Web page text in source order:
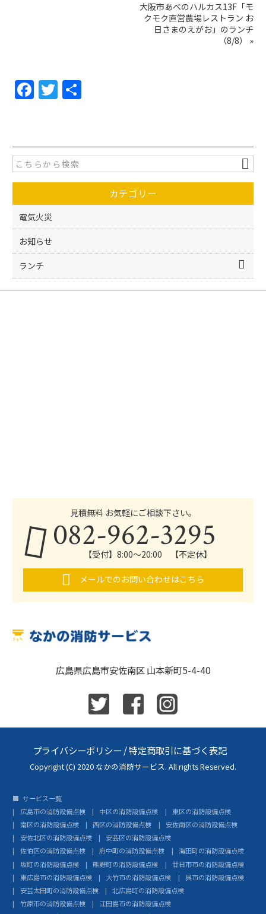
大阪市あべのハルカス13F「モ
クモク直営農場レストラン お
日さまのえがお」のランチ
（8/8）
»
F
a
e
b
o
o
k
T
w
er
カテゴリー
電気火災
お知らせ
ランチ
見積無料 お気軽にご相談下さい。
082-962-3295
【受付】8:00～20:00 【不定休】
メールでのお問い合わせはこちら
広島県広島市安佐南区 山本新町5-4-40
プライバシーポリシー /特定商取引に基づく表記
Copyright (C) 2020 なかの消防サービス. All rights Reserved.
サービス一覧
広島市の消防設備点検
中区の消防設備点検
東区の消防設備点検
南区の消防設備点検
西区の消防設備点検
安佐南区の消防設備点検
安佐北区の消防設備点検
安芸区の消防設備点検
佐伯区の消防設備点検
府中町の消防設備点検
海田町の消防設備点検
坂町の消防設備点検
熊野町の消防設備点検
廿日市市の消防設備点検
東広島市の消防設備点検
大竹市の消防設備点検
呉市の消防設備点検
安芸太田町の消防設備点検
北広島町の消防設備点検
竹原市の消防設備点検
江田島市の消防設備点検